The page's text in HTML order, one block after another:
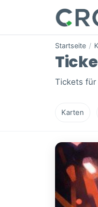
Startseite /
Tickets für
Karten